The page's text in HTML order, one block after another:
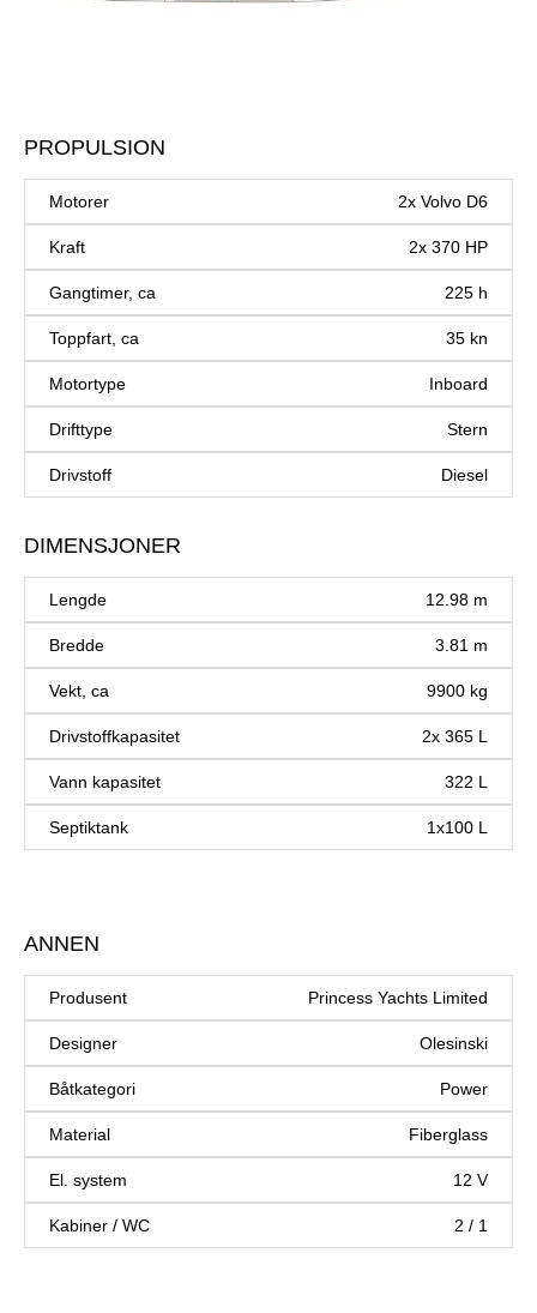
PROPULSION
Motorer 2x Volvo D6
Kraft 2x 370 HP
Gangtimer, ca 225 h
Toppfart, ca 35 kn
Motortype Inboard
Drifttype Stern
Drivstoff Diesel
DIMENSJONER
Lengde 12.98 m
Bredde 3.81 m
Vekt, ca 9900 kg
Drivstoffkapasitet 2x 365 L
Vann kapasitet 322 L
Septiktank 1x100 L
ANNEN
Produsent Princess Yachts Limited
Designer Olesinski
Båtkategori Power
Material Fiberglass
El. system 12 V
Kabiner / WC 2 / 1